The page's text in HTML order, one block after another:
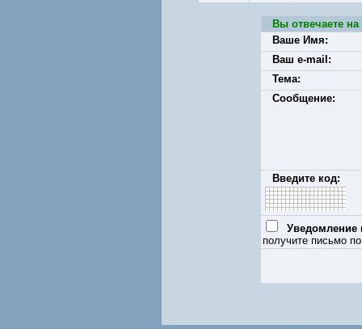
Вы отвечаете
Ваше Имя:
Ваш e-mail:
Тема:
Сообщение:
Введите код:
Уведомление
получите письмо